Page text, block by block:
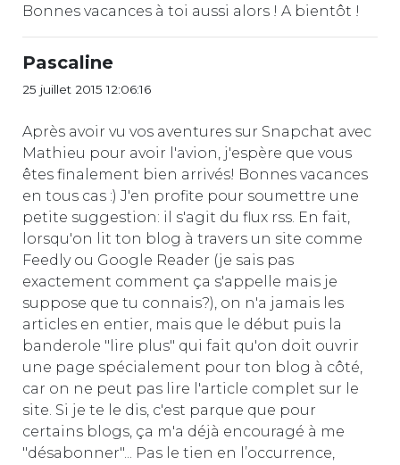
Bonnes vacances à toi aussi alors ! A bientôt !
Pascaline
25 juillet 2015 12:06:16
Après avoir vu vos aventures sur Snapchat avec
Mathieu pour avoir l'avion, j'espère que vous
êtes finalement bien arrivés! Bonnes vacances
en tous cas :) J'en profite pour soumettre une
petite suggestion: il s'agit du flux rss. En fait,
lorsqu'on lit ton blog à travers un site comme
Feedly ou Google Reader (je sais pas
exactement comment ça s'appelle mais je
suppose que tu connais?), on n'a jamais les
articles en entier, mais que le début puis la
banderole "lire plus" qui fait qu'on doit ouvrir
une page spécialement pour ton blog à côté,
car on ne peut pas lire l'article complet sur le
site. Si je te le dis, c'est parque que pour
certains blogs, ça m'a déjà encouragé à me
"désabonner"... Pas le tien en l’occurrence,